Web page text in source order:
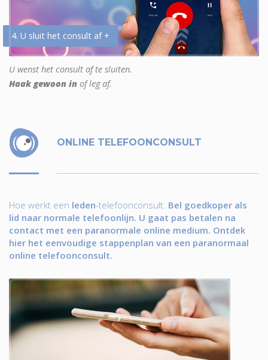
4. U sluit het consult af +
U wenst het consult af te sluiten.
Haak gewoon in of leg af.
ONLINE TELEFOONCONSULT
Hoe werkt een leden-telefoonconsult. Bel goedkoper als
lid naar normale telefoonlijn. U gaat pas betalen na
contact met een paranormale online medium. Ontdek
hier het eenvoudige stappenplan van een paranormaal
online telefoonconsult.